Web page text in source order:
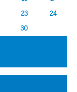
23
24
30